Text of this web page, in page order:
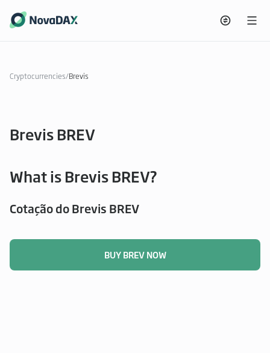
Cryptocurrencies/Brevis
Brevis BREV
What is Brevis BREV?
Cotação do Brevis BREV
BUY BREV NOW